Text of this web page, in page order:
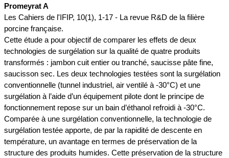
Promeyrat A
Les Cahiers de l'IFIP, 10(1), 1-17 - La revue R&D de la filière
porcine française.
Cette étude a pour objectif de comparer les effets de deux
technologies de surgélation sur la qualité de quatre produits
transformés : jambon cuit entier ou tranché, saucisse pâte fine,
saucisson sec. Les deux technologies testées sont la surgélation
conventionnelle (tunnel industriel, air ventilé à -30°C) et une
surgélation à l’aide d’un équipement pilote dont le principe de
fonctionnement repose sur un bain d’éthanol refroidi à -30°C.
Comparée à une surgélation conventionnelle, la technologie de
surgélation testée apporte, de par la rapidité de descente en
température, un avantage en termes de préservation de la
structure des produits humides. Cette préservation de la structure